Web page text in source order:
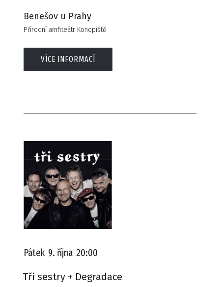
Benešov u Prahy
Přírodní amfiteátr Konopiště
VÍCE INFORMACÍ
Pátek 9. října 20:00
Tři sestry + Degradace